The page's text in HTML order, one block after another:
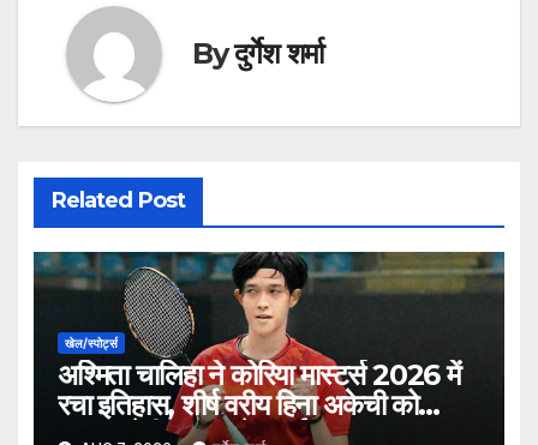
Byदुर्गेश शर्मा
Related Post
खेल/स्पोर्ट्स
अश्मिता चालिहा ने कोरिया मास्टर्स 2026 में
रचा इतिहास, शीर्ष वरीय हिना अकेची को
हराकर सेमीफाइनल में बनाई जगह